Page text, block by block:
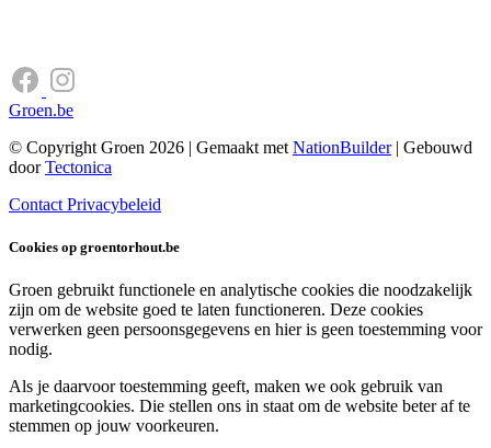
Groen.be
© Copyright Groen 2026 | Gemaakt met NationBuilder| Gebouwd
doorTectonica
Contact Privacybeleid
Cookies op groentorhout.be
Groen gebruikt functionele en analytische cookies die noodzakelijk
zijn om de website goed te laten functioneren. Deze cookies
verwerken geen persoonsgegevens en hier is geen toestemming voor
nodig.
Als je daarvoor toestemming geeft, maken we ook gebruik van
marketingcookies. Die stellen ons in staat om de website beter af te
stemmen op jouw voorkeuren.